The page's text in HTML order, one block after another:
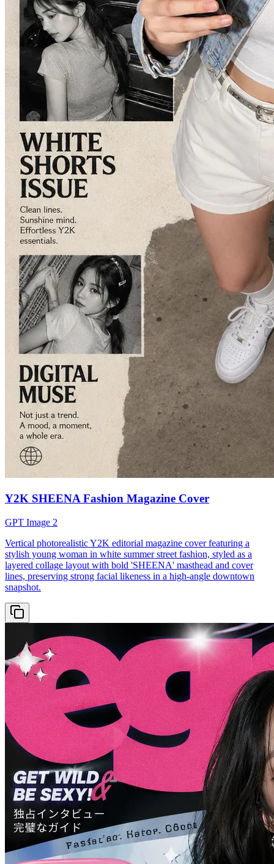
Y2K SHEENA Fashion Magazine Cover
GPT Image 2
Vertical photorealistic Y2K editorial magazine cover featuring a
stylish young woman in white summer street fashion, styled as a
layered collage layout with bold 'SHEENA' masthead and cover
lines, preserving strong facial likeness in a high-angle downtown
snapshot.